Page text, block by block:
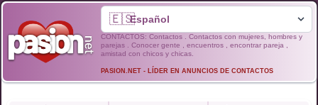
🇪🇸
CONTACTOS: Contactos . Contactos con mujeres, hombres y
parejas . Conocer gente , encuentros , encontrar pareja ,
amistad con chicos y chicas.
PASION.NET - LÍDER EN ANUNCIOS DE CONTACTOS